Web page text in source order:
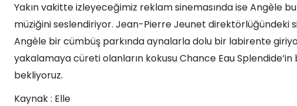
Yakın vakitte izleyeceğimiz reklam sinemasında ise Angèle
müziğini seslendiriyor. Jean-Pierre Jeunet direktörlüğündeki
Angèle bir cümbüş parkında aynalarla dolu bir labirente
yakalamaya cüreti olanların kokusu Chance Eau
bekliyoruz.
Kaynak : Elle